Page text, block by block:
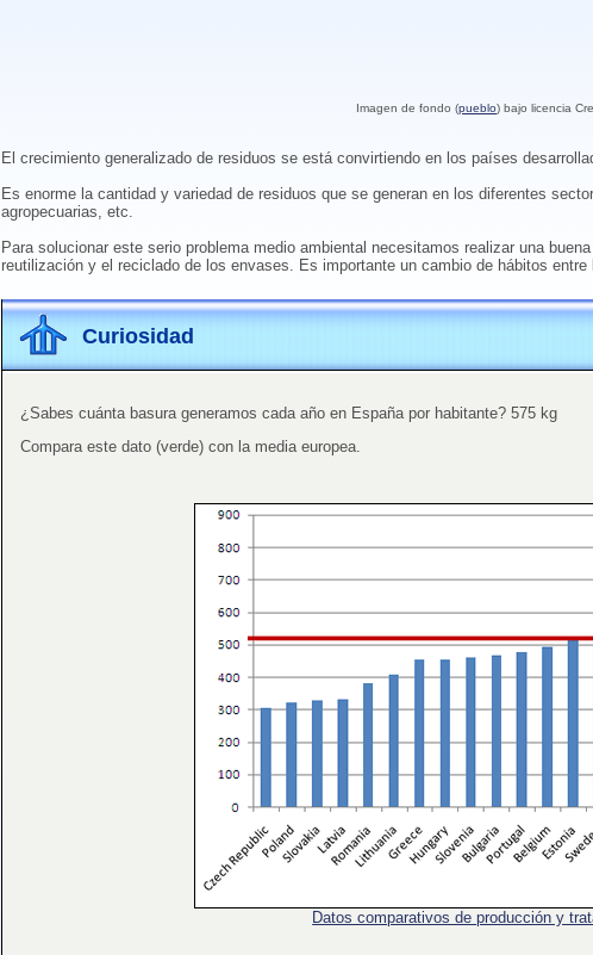
Imagen de fondo (pueblo) bajo licencia
El crecimiento generalizado de residuos se está convirtiendo en los países
Es enorme la cantidad y variedad de residuos que se generan en los diferentes
agropecuarias, etc.
Para solucionar este serio problema medio ambiental necesitamos realizar una
reutilización y el reciclado de los envases. Es importante un cambio de hábitos entre
Curiosidad
¿Sabes cuánta basura generamos cada año en España por habitante? 575 kg
Compara este dato (verde) con la media europea.
Datos comparativos de producción y